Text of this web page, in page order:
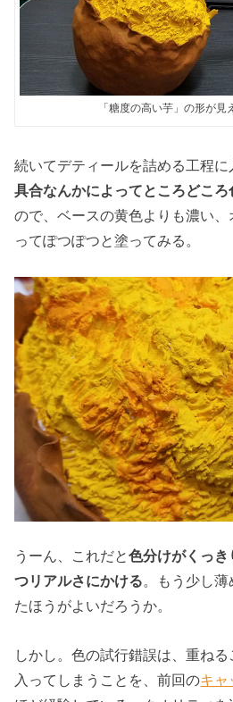
「糖度の高い芋」の形が見
続いてデティールを詰める工程に
具合なんかによってところどこ
ので、ベースの黄色よりも濃い
ってぽつぽつと塗ってみる。
うーん、これだと色分けがくっ
つリアルさにかける。もう少し
たほうがよいだろうか。
しかし。色の試行錯誤は、重ね
入ってしまうことを、前回のキャ